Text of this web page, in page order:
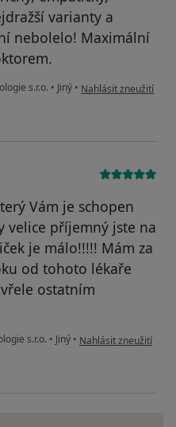
varianty a
nebolelo! Maximální
s.r.o. • Jiný • podle názoru
Nahlásit zneužití
Vám je schopen
velice příjemný jste na
je málo!!!!! Mám za
od tohoto lékaře
ostatním
s.r.o. • Jiný • podle názoru
Nahlásit zneužití